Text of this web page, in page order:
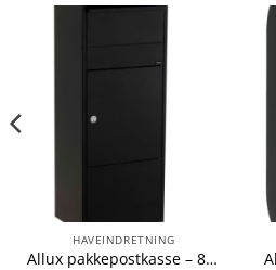
HAVEINDRETNING
Allux pakkepostkasse – 800 – Sort fra Allux 5701701548024